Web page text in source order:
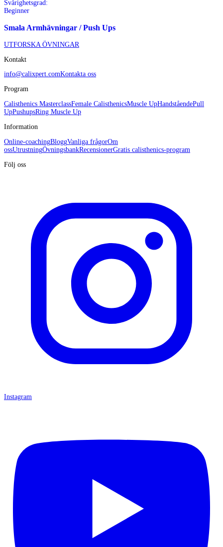
Svårighetsgrad:
Beginner
Smala Armhävningar / Push Ups
UTFORSKA ÖVNINGAR
Kontakt
info@calixpert.comKontakta oss
Program
Calisthenics MasterclassFemale CalisthenicsMuscle UpHandståendePull
UpPushupsRing Muscle Up
Information
Online-coachingBloggVanliga frågorOm
ossUtrustningÖvningsbankRecensionerGratis calisthenics-program
Följ oss
Instagram